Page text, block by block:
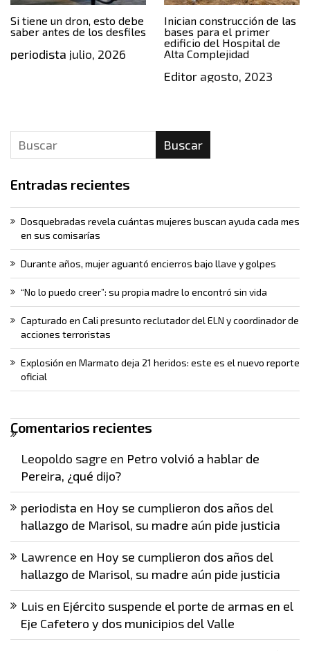
Si tiene un dron, esto debe
saber antes de los desfiles
periodista julio, 2026
Inician construcción de las
bases para el primer
edificio del Hospital de
Alta Complejidad
Editoragosto, 2023
Buscar
Entradas recientes
Dosquebradas revela cuántas mujeres buscan ayuda cada mes
en sus comisarías
Durante años, mujer aguantó encierros bajo llave y golpes
“No lo puedo creer”: su propia madre lo encontró sin vida
Capturado en Cali presunto reclutador del ELN y coordinador de
acciones terroristas
Explosión en Marmato deja 21 heridos: este es el nuevo reporte
oficial
Comentarios recientes
Leopoldo sagre en Petro volvió a hablar de
Pereira, ¿qué dijo?
periodista en Hoy se cumplieron dos años del
hallazgo de Marisol, su madre aún pide justicia
Lawrence en Hoy se cumplieron dos años del
hallazgo de Marisol, su madre aún pide justicia
Luis en Ejército suspende el porte de armas en el
Eje Cafetero y dos municipios del Valle